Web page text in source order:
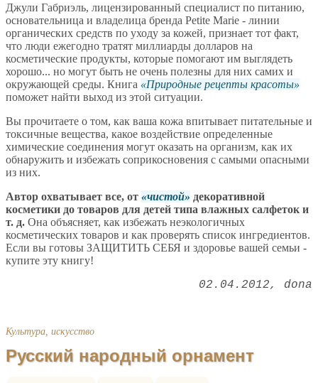
Джули Габриэль, лицензированный специалист по питанию,
основательница и владелица бренда Petite Marie - линии
органических средств по уходу за кожей, признает тот факт,
что люди ежегодно тратят миллиарды долларов на
косметические продукты, которые помогают им выглядеть
хорошо... но могут быть не очень полезны для них самих и
окружающей среды. Книга
Природные рецепты красоты
поможет найти выход из этой ситуации.
Вы прочитаете о том, как ваша кожа впитывает питательные и
токсичные вещества, какое воздействие определенные
химические соединения могут оказать на организм, как их
обнаружить и избежать соприкосновения с самыми опасными
из них.
Автор охватывает все, от
чистой
декоративной
косметики до товаров для детей типа влажных салфеток и
т. д. Она объясняет, как избежать неэкологичных
косметических товаров и как проверять список ингредиентов.
Если вы готовы ЗАЩИТИТЬ СЕБЯ и здоровье вашей семьи -
купите эту книгу!
02.04.2012 dona
Культура, искусство
Русский народный орнамент